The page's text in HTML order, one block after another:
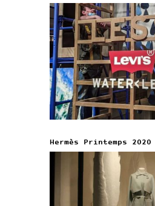
Hermès Printemps 2020